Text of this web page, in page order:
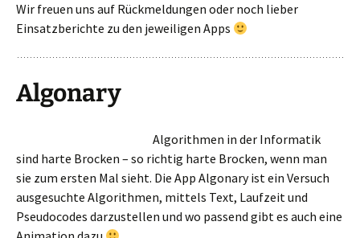
Wir freuen uns auf Rückmeldungen oder noch lieber
Einsatzberichte zu den jeweiligen Apps
Algonary
Algorithmen in der Informatik
sind harte Brocken – so richtig harte Brocken, wenn man
sie zum ersten Mal sieht. Die App Algonary ist ein Versuch
ausgesuchte Algorithmen, mittels Text, Laufzeit und
Pseudocodes darzustellen und wo passend gibt es auch eine